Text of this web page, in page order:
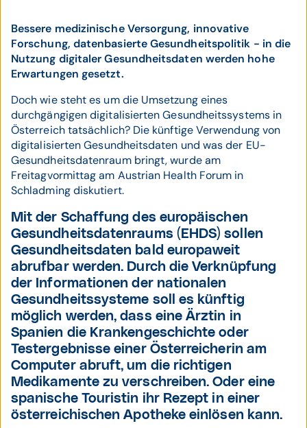
Bessere medizinische Versorgung, innovative
Forschung, datenbasierte Gesundheitspolitik - in die
Nutzung digitaler Gesundheitsdaten werden hohe
Erwartungen gesetzt.
Doch wie steht es um die Umsetzung eines
durchgängigen digitalisierten Gesundheitssystems in
Österreich tatsächlich? Die künftige Verwendung von
digitalisierten Gesundheitsdaten und was der EU-
Gesundheitsdatenraum bringt, wurde am
Freitagvormittag am Austrian Health Forum in
Schladming diskutiert.
Mit der Schaffung des europäischen
Gesundheitsdatenraums (EHDS) sollen
Gesundheitsdaten bald europaweit
abrufbar werden. Durch die Verknüpfung
der Informationen der nationalen
Gesundheitssysteme soll es künftig
möglich werden, dass eine Ärztin in
Spanien die Krankengeschichte oder
Testergebnisse einer Österreicherin am
Computer abruft, um die richtigen
Medikamente zu verschreiben. Oder eine
spanische Touristin ihr Rezept in einer
österreichischen Apotheke einlösen kann.